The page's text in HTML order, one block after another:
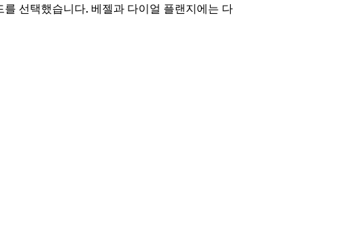
선택했습니다. 베젤과 다이얼 플랜지에는 다